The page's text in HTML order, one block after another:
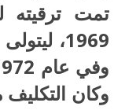
1969،
وكان